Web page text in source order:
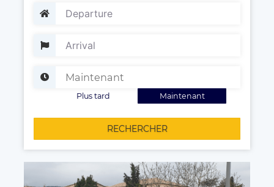
Maintenant
Plus tard
RECHERCHER